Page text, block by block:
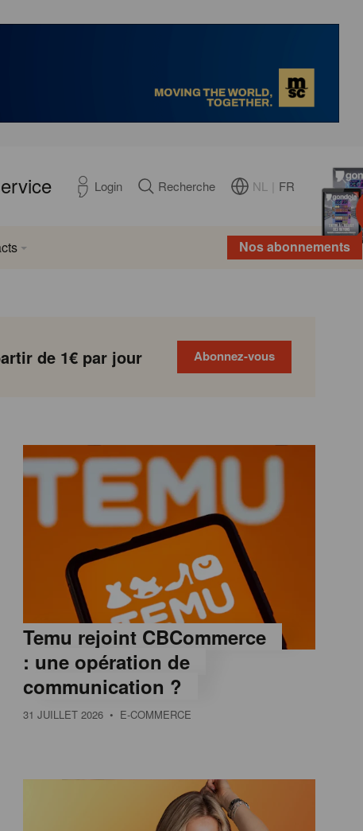
Login Recherche NL FR
Nos abonnements
de 1€ par jour Abonnez-vous
Temu rejoint CBCommerce
: une opération de
communication ?
31 JUILLET 2026 • E-COMMERCE